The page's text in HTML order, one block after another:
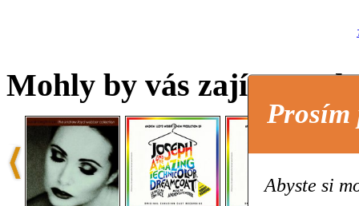
Mohly by vás zajímat
Prosím
Abyste si